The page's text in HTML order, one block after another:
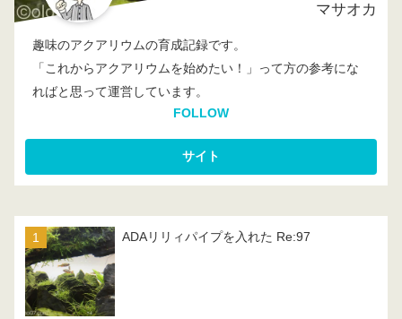
マサオカ
趣味のアクアリウムの育成記録です。
「これからアクアリウムを始めたい！」って方の参考にな
ればと思って運営しています。
FOLLOW
ADAリリィパイプを入れた Re:97